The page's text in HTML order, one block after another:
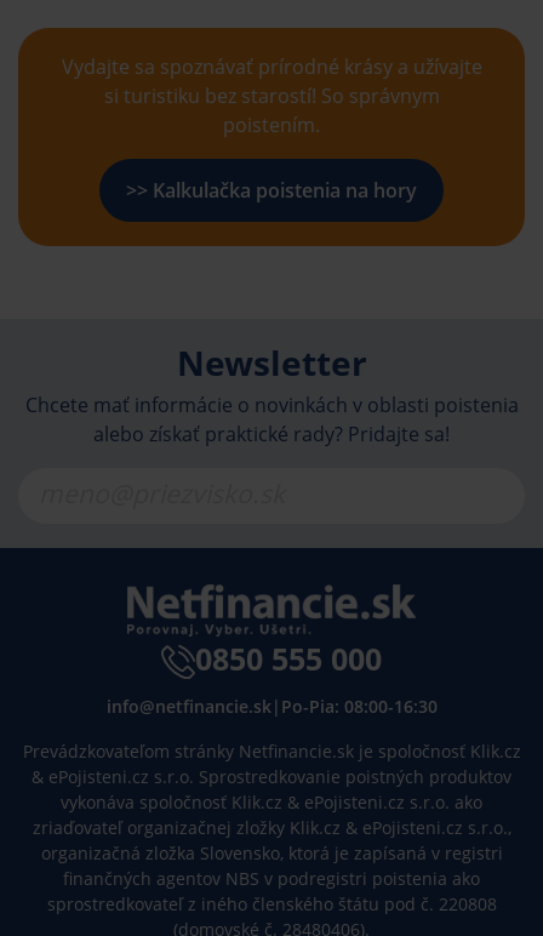
Vydajte sa spoznávať prírodné krásy a užívajte
si turistiku bez starostí! So správnym
poistením.
>> Kalkulačka poistenia na hory
Newsletter
Chcete mať informácie o novinkách v oblasti poistenia
alebo získať praktické rady? Pridajte sa!
0850 555 000
info@netfinancie.sk| Po-Pia: 08:00-16:30
Prevádzkovateľom stránky Netfinancie.sk je spoločnosť Klik.cz
& ePojisteni.cz s.r.o. Sprostredkovanie poistných produktov
vykonáva spoločnosť Klik.cz & ePojisteni.cz s.r.o. ako
zriaďovateľ organizačnej zložky Klik.cz & ePojisteni.cz s.r.o.,
organizačná zložka Slovensko, ktorá je zapísaná v registri
finančných agentov NBS v podregistri poistenia ako
sprostredkovateľ z iného členského štátu pod č. 220808
(domovské č. 28480406).